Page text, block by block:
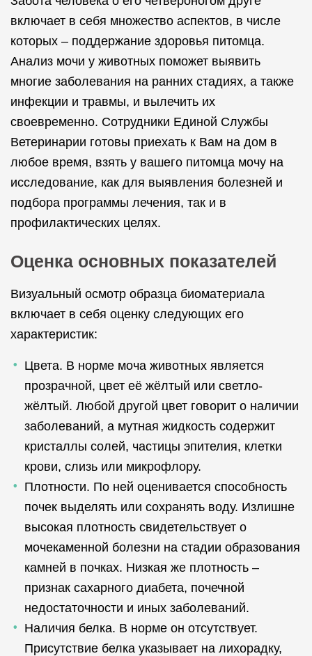
включает в себя множество аспектов, в числе
которых – поддержание здоровья питомца.
Анализ мочи у животных поможет выявить
многие заболевания на ранних стадиях, а также
инфекции и травмы, и вылечить их
своевременно. Сотрудники Единой Службы
Ветеринарии готовы приехать к Вам на дом в
любое время, взять у вашего питомца мочу на
исследование, как для выявления болезней и
подбора программы лечения, так и в
профилактических целях.
Оценка основных показателей
Визуальный осмотр образца биоматериала
включает в себя оценку следующих его
характеристик:
Цвета. В норме моча животных является
прозрачной, цвет её жёлтый или светло-
жёлтый. Любой другой цвет говорит о наличии
заболеваний, а мутная жидкость содержит
кристаллы солей, частицы эпителия, клетки
крови, слизь или микрофлору.
Плотности. По ней оценивается способность
почек выделять или сохранять воду. Излишне
высокая плотность свидетельствует о
мочекаменной болезни на стадии образования
камней в почках. Низкая же плотность –
признак сахарного диабета, почечной
недостаточности и иных заболеваний.
Наличия белка. В норме он отсутствует.
Присутствие белка указывает на лихорадку,